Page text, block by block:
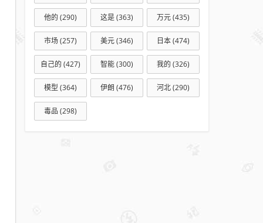
他的 (290) 这是(363) 万元(435)
市场(257) 美元(346) 日本(474)
自己的 (427) 智能(300) 我的 (326)
模型 (364) 伊朗 (476) 河北(290)
毒品 (298)